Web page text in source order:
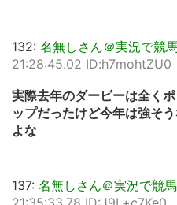
132: 名無しさん＠実況で競
21:28:45.02 ID:h7mohtZU0
実際去年のダービーは全く
ップだったけど今年は強そ
よな
137: 名無しさん＠実況で競